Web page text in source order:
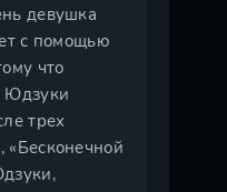
девушка
с помощью
что
Юдзуки
трех